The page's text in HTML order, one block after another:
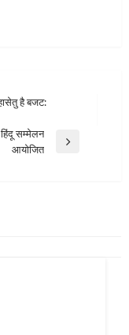
है बजट:
हिंदू सम्मेलन
आयोजित